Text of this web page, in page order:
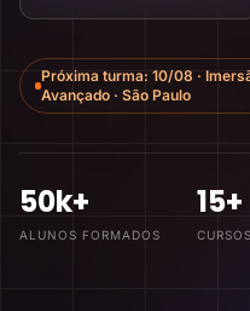
Próxima turma: 10/08 ·
Avançado · São Paulo
50k+
ALUNOS FORMADOS
15+